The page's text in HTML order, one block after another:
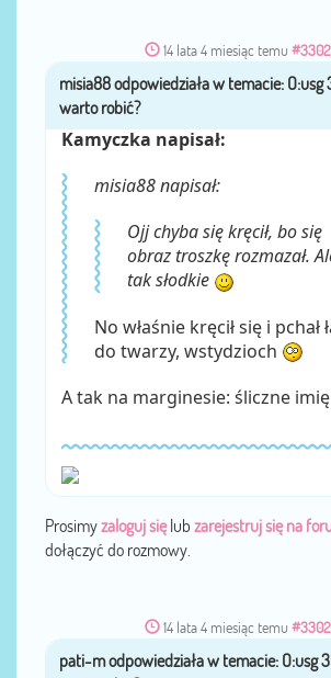
14 lata 4 miesiąc temu
przez misia88
Kamyczka napisał:
misia88 napisał:
Ojj chyba się kręcił, bo się
obraz troszkę rozmazał.
tak słodkie
No właśnie kręcił się i pchał
do twarzy, wstydzioch
A tak na marginesie: śliczne imię
Prosimyzaloguj sięlub zarejestruj się na
dołączyć do rozmowy.
14 lata 4 miesiąc temu
przezpati-m